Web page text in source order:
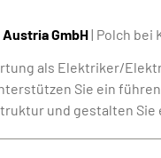
GmbH| Polch bei
als Elektriker/
Sie ein
und gestalten Sie